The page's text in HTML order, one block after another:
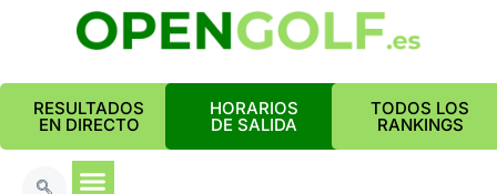
RESULTADOS
EN DIRECTO
HORARIOS
DE SALIDA
TODOS LOS
RANKINGS